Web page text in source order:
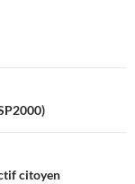
citoyen